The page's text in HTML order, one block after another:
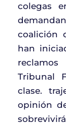
colegas
coalición
han
Tribunal
clase.
opinión